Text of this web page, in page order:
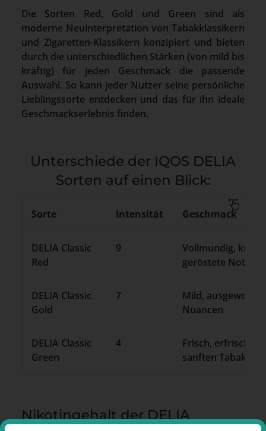
Die Sorten Red, Gold und Green sind als
moderne Neuinterpretation von Tabakklassikern
und Zigaretten-Klassikern konzipiert und bieten
durch die unterschiedlichen Stärken (von mild bis
kräftig) für jeden Geschmack die passende
Auswahl. So kann jeder Nutzer seine persönliche
Lieblingssorte entdecken und das für ihn ideale
Geschmackserlebnis finden.
Unterschiede der IQOS DELIA
Sorten auf einen Blick:
Sorte Intensität Geschmack
DELIA Classic
Red
9
Vollmundig,
geröstete Noten
DELIA Classic
Gold
7
Mild,
Nuancen
DELIA Classic
Green
4
Frisch,
sanften
Nikotingehalt der DELIA